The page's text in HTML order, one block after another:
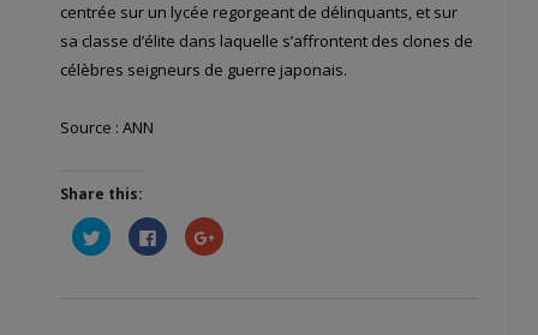
centrée sur un lycée regorgeant de délinquants, et sur
sa classe d’élite dans laquelle s’affrontent des clones de
célèbres seigneurs de guerre japonais.
Source : ANN
Share this:
Cliquez
pour
partager
Cliquez
pour
partager
Cliquez
pour